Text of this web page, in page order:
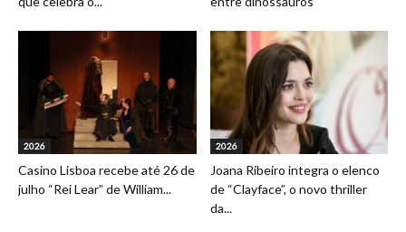
2026
Casino Lisboa recebe até 26 de
julho “Rei Lear” de William...
2026
Joana Ribeiro integra o elenco
de “Clayface”, o novo thriller
da...